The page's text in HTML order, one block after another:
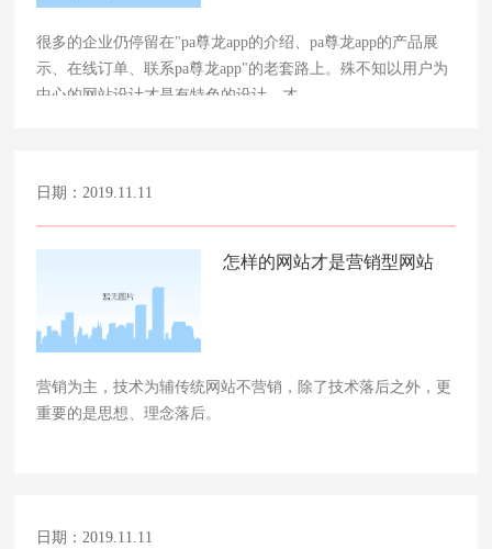
很多的企业仍停留在"pa尊龙app的介绍、pa尊龙app的产品展
示、在线订单、联系pa尊龙app"的老套路上。殊不知以用户为
中心的网站设计才是有特色的设计，才……
日期：2019.11.11
怎样的网站才是营销型网站
营销为主，技术为辅传统网站不营销，除了技术落后之外，更
重要的是思想、理念落后。
日期：2019.11.11